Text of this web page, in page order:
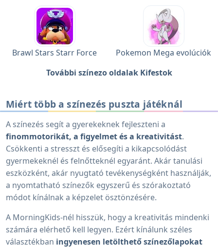
Brawl Stars Starr Force
Pokemon Mega evolúciók
További színezo oldalak Kifestok
Miért több a színezés puszta játéknál
A színezés segít a gyerekeknek fejleszteni a
finommotorikát, a figyelmet és a kreativitást.
Csökkenti a stresszt és elősegíti a kikapcsolódást
gyermekeknél és felnőtteknél egyaránt. Akár tanulási
eszközként, akár nyugtató tevékenységként használják,
a nyomtatható színezők egyszerű és szórakoztató
módot kínálnak a képzelet ösztönzésére.
A MorningKids-nél hisszük, hogy a kreativitás mindenki
számára elérhető kell legyen. Ezért kínálunk széles
választékban ingyenesen letölthető színezőlapokat